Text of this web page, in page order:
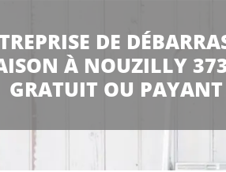
DE
À NOUZILLY
GRATUIT OU PAYANT